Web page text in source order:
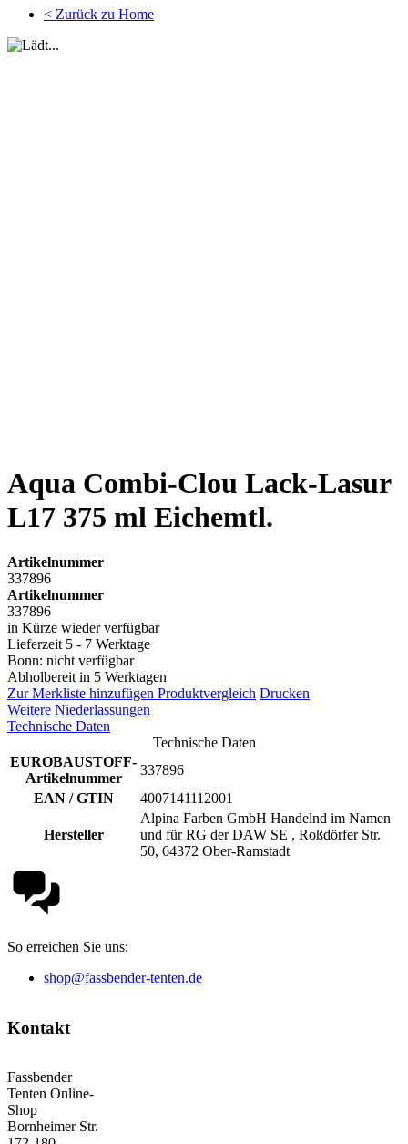
< Zurück zu Home
Aqua Combi-Clou Lack-Lasur
L17 375 ml Eichemtl.
Artikelnummer
337896
Artikelnummer
337896
in Kürze wieder verfügbar
Lieferzeit 5 - 7 Werktage
Bonn: nicht verfügbar
Abholbereit in 5 Werktagen
Zur Merkliste hinzufügen Produktvergleich Drucken
Weitere Niederlassungen
Technische Daten
Technische Daten
EUROBAUSTOFF-
Artikelnummer
337896
EAN / GTIN
4007141112001
Hersteller
Alpina Farben GmbH Handelnd im Namen
und für RG der DAW SE , Roßdörfer Str.
50, 64372 Ober-Ramstadt
So erreichen Sie uns:
shop@fassbender-tenten.de
Kontakt
Fassbender
Tenten Online-
Shop
Bornheimer Str.